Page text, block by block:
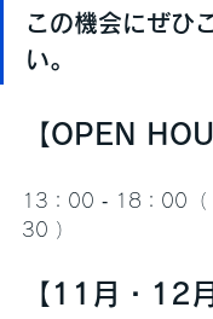
この機会にぜひ
い。
【OPEN
13：00 ‐ 18：00（
30 ）
【11月・12